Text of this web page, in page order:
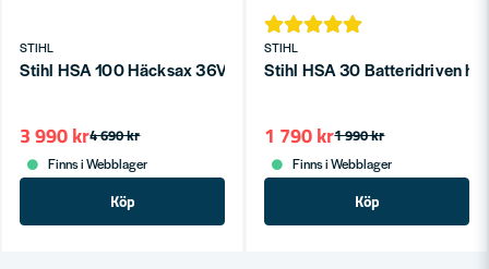
STIHL
Stihl HSA 100 Häcksax 36V (utan batterier)
4 690 kr
3 990 kr
Finns i Webblager
Köp
STIHL
Stihl HSA 30 Batteridriven
1 990 kr
1 790 kr
Finns i Webblager
Köp